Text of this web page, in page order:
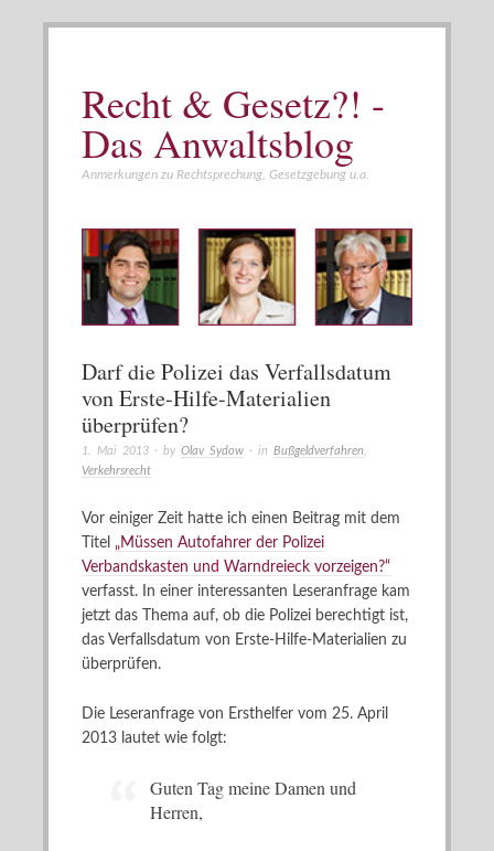
Recht & Gesetz?! -
Das Anwaltsblog
Anmerkungen zu Rechtsprechung, Gesetzgebung u.a.
Darf die Polizei das Verfallsdatum
von Erste-Hilfe-Materialien
überprüfen?
1. Mai 2013 · by Olav Sydow · in Bußgeldverfahren,
Verkehrsrecht
Vor einiger Zeit hatte ich einen Beitrag mit dem
Titel „Müssen Autofahrer der Polizei
Verbandskasten und Warndreieck vorzeigen?“
verfasst. In einer interessanten Leseranfrage kam
jetzt das Thema auf, ob die Polizei berechtigt ist,
das Verfallsdatum von Erste-Hilfe-Materialien zu
überprüfen.
Die Leseranfrage von Ersthelfer vom 25. April
2013 lautet wie folgt:
Guten Tag meine Damen und
Herren,